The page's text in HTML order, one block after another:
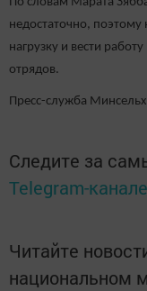
недостаточно, поэтому
нагрузку и вести
отрядов.
Пресс-служба
Следите за
Telegram-канале
Читайте
национальном